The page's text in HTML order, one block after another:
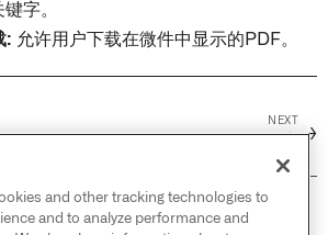
字。
: 允许用户下载在微件中显示的PDF。
NEXT
→
Inc. All rights
and other tracking technologies to
and to analyze performance and